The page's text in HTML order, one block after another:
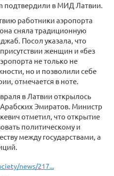
в МИД Латвии.
работники аэропорта
сняла традиционную
Посол указала, что
женщин и «без
не только не
но и позволили себе
отмечается в ноте.
в Латвии открылось
Эмиратов. Министр
отметил, что открытие
политическому и
между государствами, а
news/217...